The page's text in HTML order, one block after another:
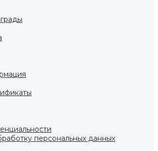
персональных данных